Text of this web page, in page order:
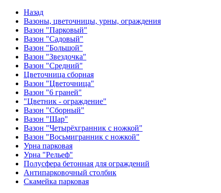
Назад
Вазоны, цветочницы, урны, ограждения
Вазон "Парковый"
Вазон "Садовый"
Вазон "Большой"
Вазон "Звездочка"
Вазон "Средний"
Цветочница сборная
Вазон "Цветочница"
Вазон "6 граней"
"Цветник - ограждение"
Вазон "Сборный"
Вазон "Шар"
Вазон "Четырёхгранник с ножкой"
Вазон "Восьмигранник с ножкой"
Урна парковая
Урна "Рельеф"
Полусфера бетонная для ограждений
Антипарковочный столбик
Скамейка парковая